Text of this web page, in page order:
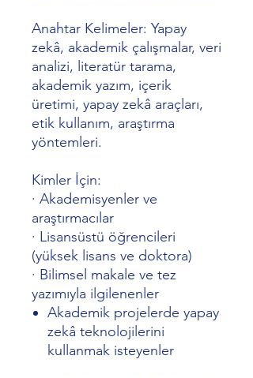
Anahtar Kelimeler: Yapay
zekâ, akademik çalışmalar, veri
analizi, literatür tarama,
akademik yazım, içerik
üretimi, yapay zekâ araçları,
etik kullanım, araştırma
yöntemleri.
Kimler İçin:
· Akademisyenler ve
araştırmacılar
· Lisansüstü öğrencileri
(yüksek lisans ve doktora)
· Bilimsel makale ve tez
yazımıyla ilgilenenler
Akademik projelerde yapay
zekâ teknolojilerini
kullanmak isteyenler